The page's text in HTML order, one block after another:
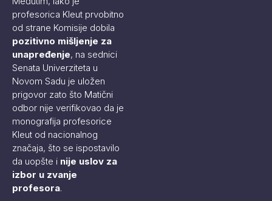
profesorica Kleut prvobitno
od strane Komisije dobila
pozitivno mišljenje za
unapređenje, na sednici
Senata Univerziteta u
Novom Sadu je uložen
prigovor zato što Matični
odbor nije verifikovao da je
monografija profesorice
Kleut od nacionalnog
značaja, što se ispostavilo
da uopšte i nije uslov za
izbor u zvanje
profesora.